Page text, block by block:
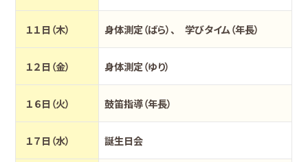
１１日（木） 身体測定（ばら）、 学びタイム（年長）
１２日（金） 身体測定（ゆり）
１６日（火） 鼓笛指導（年長）
１７日（水） 誕生日会